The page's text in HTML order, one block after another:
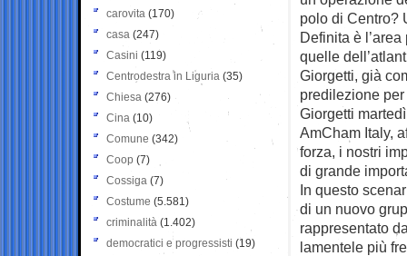
polo di Centro?
Definita è
quelle
Giorgetti, già
predilezione
Giorgetti
AmCham Italy,
forza, i nostri
di grande
In questo
di un nuovo
rappresentato
lamentele più
carovita (170)
casa (247)
Casini (119)
Centrodestra in Liguria (35)
Chiesa (276)
Cina (10)
Comune (342)
Coop (7)
Cossiga (7)
Costume (5.581)
criminalità (1.402)
democratici e progressisti (19)